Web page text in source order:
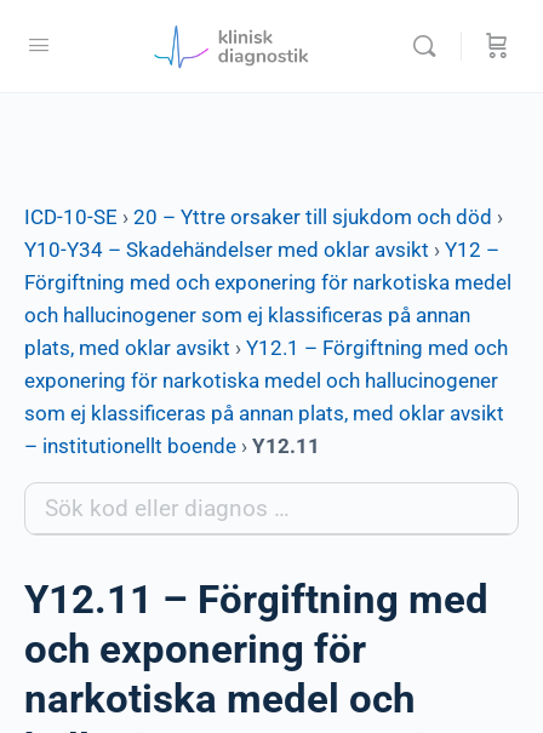
ICD-10-SE › 20 – Yttre orsaker till sjukdom och död ›
Y10-Y34 – Skadehändelser med oklar avsikt › Y12 –
Förgiftning med och exponering för narkotiska medel
och hallucinogener som ej klassificeras på annan
plats, med oklar avsikt › Y12.1 – Förgiftning med och
exponering för narkotiska medel och hallucinogener
som ej klassificeras på annan plats, med oklar avsikt
– institutionellt boende › Y12.11
Y12.11 – Förgiftning med
och exponering för
narkotiska medel och